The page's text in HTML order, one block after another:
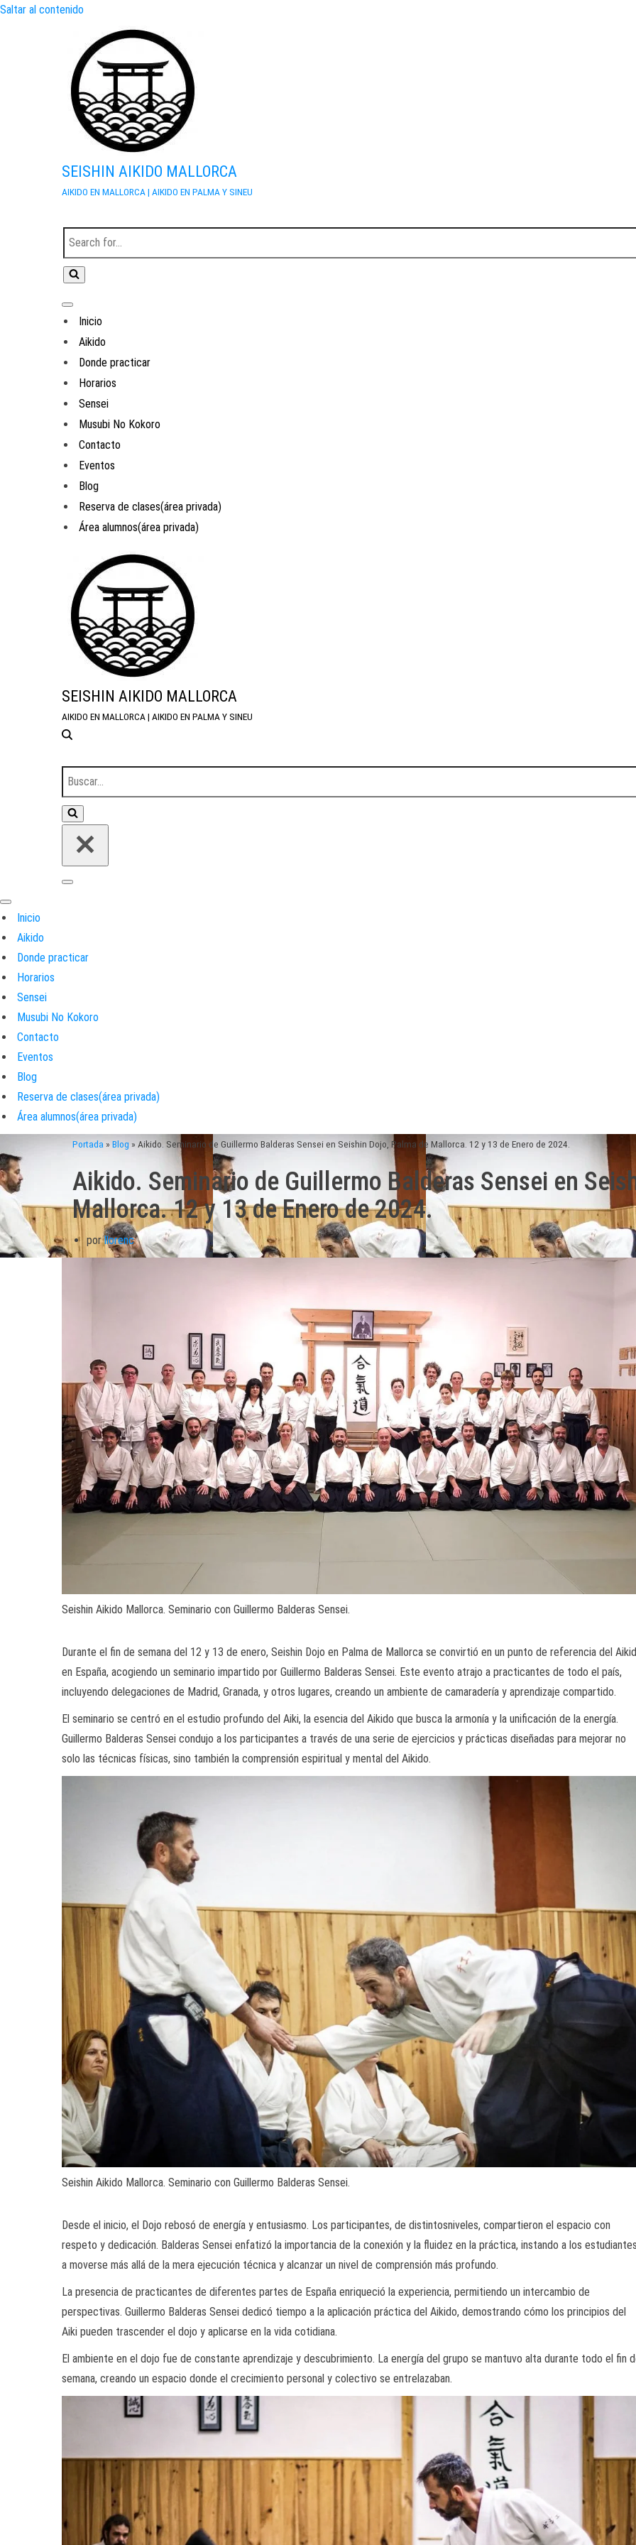
Saltar al contenido
SEISHIN AIKIDO MALLORCA
AIKIDO EN MALLORCA | AIKIDO EN PALMA Y SINEU
Buscar...
Menú de navegación
Inicio
Aikido
Donde practicar
Horarios
Sensei
Musubi No Kokoro
Contacto
Eventos
Blog
Reserva de clases(área privada)
Área alumnos(área privada)
SEISHIN AIKIDO MALLORCA
AIKIDO EN MALLORCA | AIKIDO EN PALMA Y SINEU
Buscar...
Menú de navegación
Menú de navegación
Inicio
Aikido
Donde practicar
Horarios
Sensei
Musubi No Kokoro
Contacto
Eventos
Blog
Reserva de clases(área privada)
Área alumnos(área privada)
Portada » Blog » Aikido. Seminario de Guillermo Balderas Sensei en Seishin Dojo, Palma de Mallorca. 12 y 13 de Enero de 2024.
Aikido. Seminario de Guillermo Balderas Sensei en
Mallorca. 12 y 13 de Enero de 2024.
porllorenc
Seishin Aikido Mallorca. Seminario con Guillermo Balderas Sensei.
Durante el fin de semana del 12 y 13 de enero, Seishin Dojo en Palma de Mallorca se convirtió en un punto de referencia del
en España, acogiendo un seminario impartido por Guillermo Balderas Sensei. Este evento atrajo a practicantes de todo el país,
incluyendo delegaciones de Madrid, Granada, y otros lugares, creando un ambiente de camaradería y aprendizaje compartido.
El seminario se centró en el estudio profundo del Aiki, la esencia del Aikido que busca la armonía y la unificación de la energía.
Guillermo Balderas Sensei condujo a los participantes a través de una serie de ejercicios y prácticas diseñadas para mejorar no
solo las técnicas físicas, sino también la comprensión espiritual y mental del Aikido.
Seishin Aikido Mallorca. Seminario con Guillermo Balderas Sensei.
Desde el inicio, el Dojo rebosó de energía y entusiasmo. Los participantes, de distintosniveles, compartieron el espacio con
respeto y dedicación. Balderas Sensei enfatizó la importancia de la conexión y la fluidez en la práctica, instando a los
a moverse más allá de la mera ejecución técnica y alcanzar un nivel de comprensión más profundo.
La presencia de practicantes de diferentes partes de España enriqueció la experiencia, permitiendo un intercambio de
perspectivas. Guillermo Balderas Sensei dedicó tiempo a la aplicación práctica del Aikido, demostrando cómo los principios del
Aiki pueden trascender el dojo y aplicarse en la vida cotidiana.
El ambiente en el dojo fue de constante aprendizaje y descubrimiento. La energía del grupo se mantuvo alta durante todo el fin
semana, creando un espacio donde el crecimiento personal y colectivo se entrelazaban.